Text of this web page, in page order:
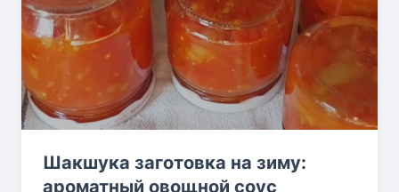
Шакшука заготовка на зиму:
ароматный овощной соус